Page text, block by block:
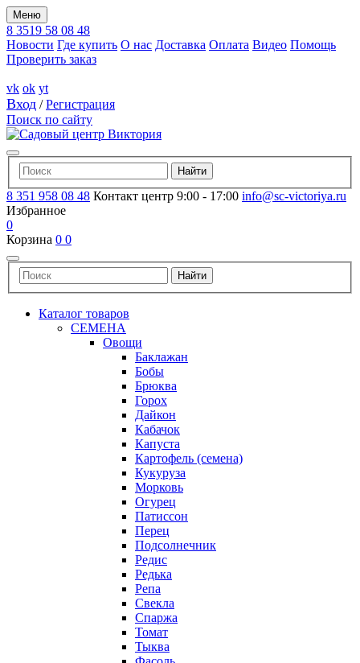
Меню
8 3519 58 08 48
Новости Где купить О нас Доставка Оплата Видео Помощь
Проверить заказ
vk ok yt
Вход /Регистрация
Поиск по сайту
8 351 958 08 48 Контакт центр 9:00 - 17:00 info@sc-victoriya.ru
Избранное
0
Корзина 0 0
Каталог товаров
СЕМЕНА
Овощи
Баклажан
Бобы
Брюква
Горох
Дайкон
Кабачок
Капуста
Картофель (семена)
Кукуруза
Морковь
Огурец
Патиссон
Перец
Подсолнечник
Редис
Редька
Репа
Свекла
Спаржа
Томат
Тыква